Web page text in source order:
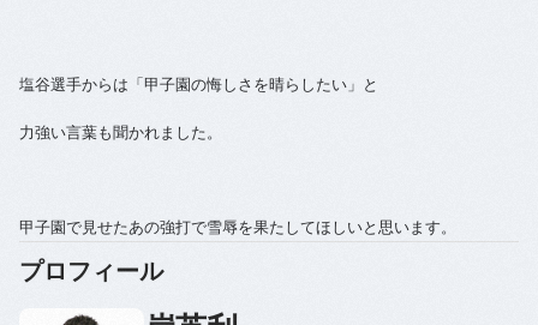
塩谷選手からは「甲子園の悔しさを晴らしたい」と
力強い言葉も聞かれました。
甲子園で見せたあの強打で雪辱を果たしてほしいと思います。
プロフィール